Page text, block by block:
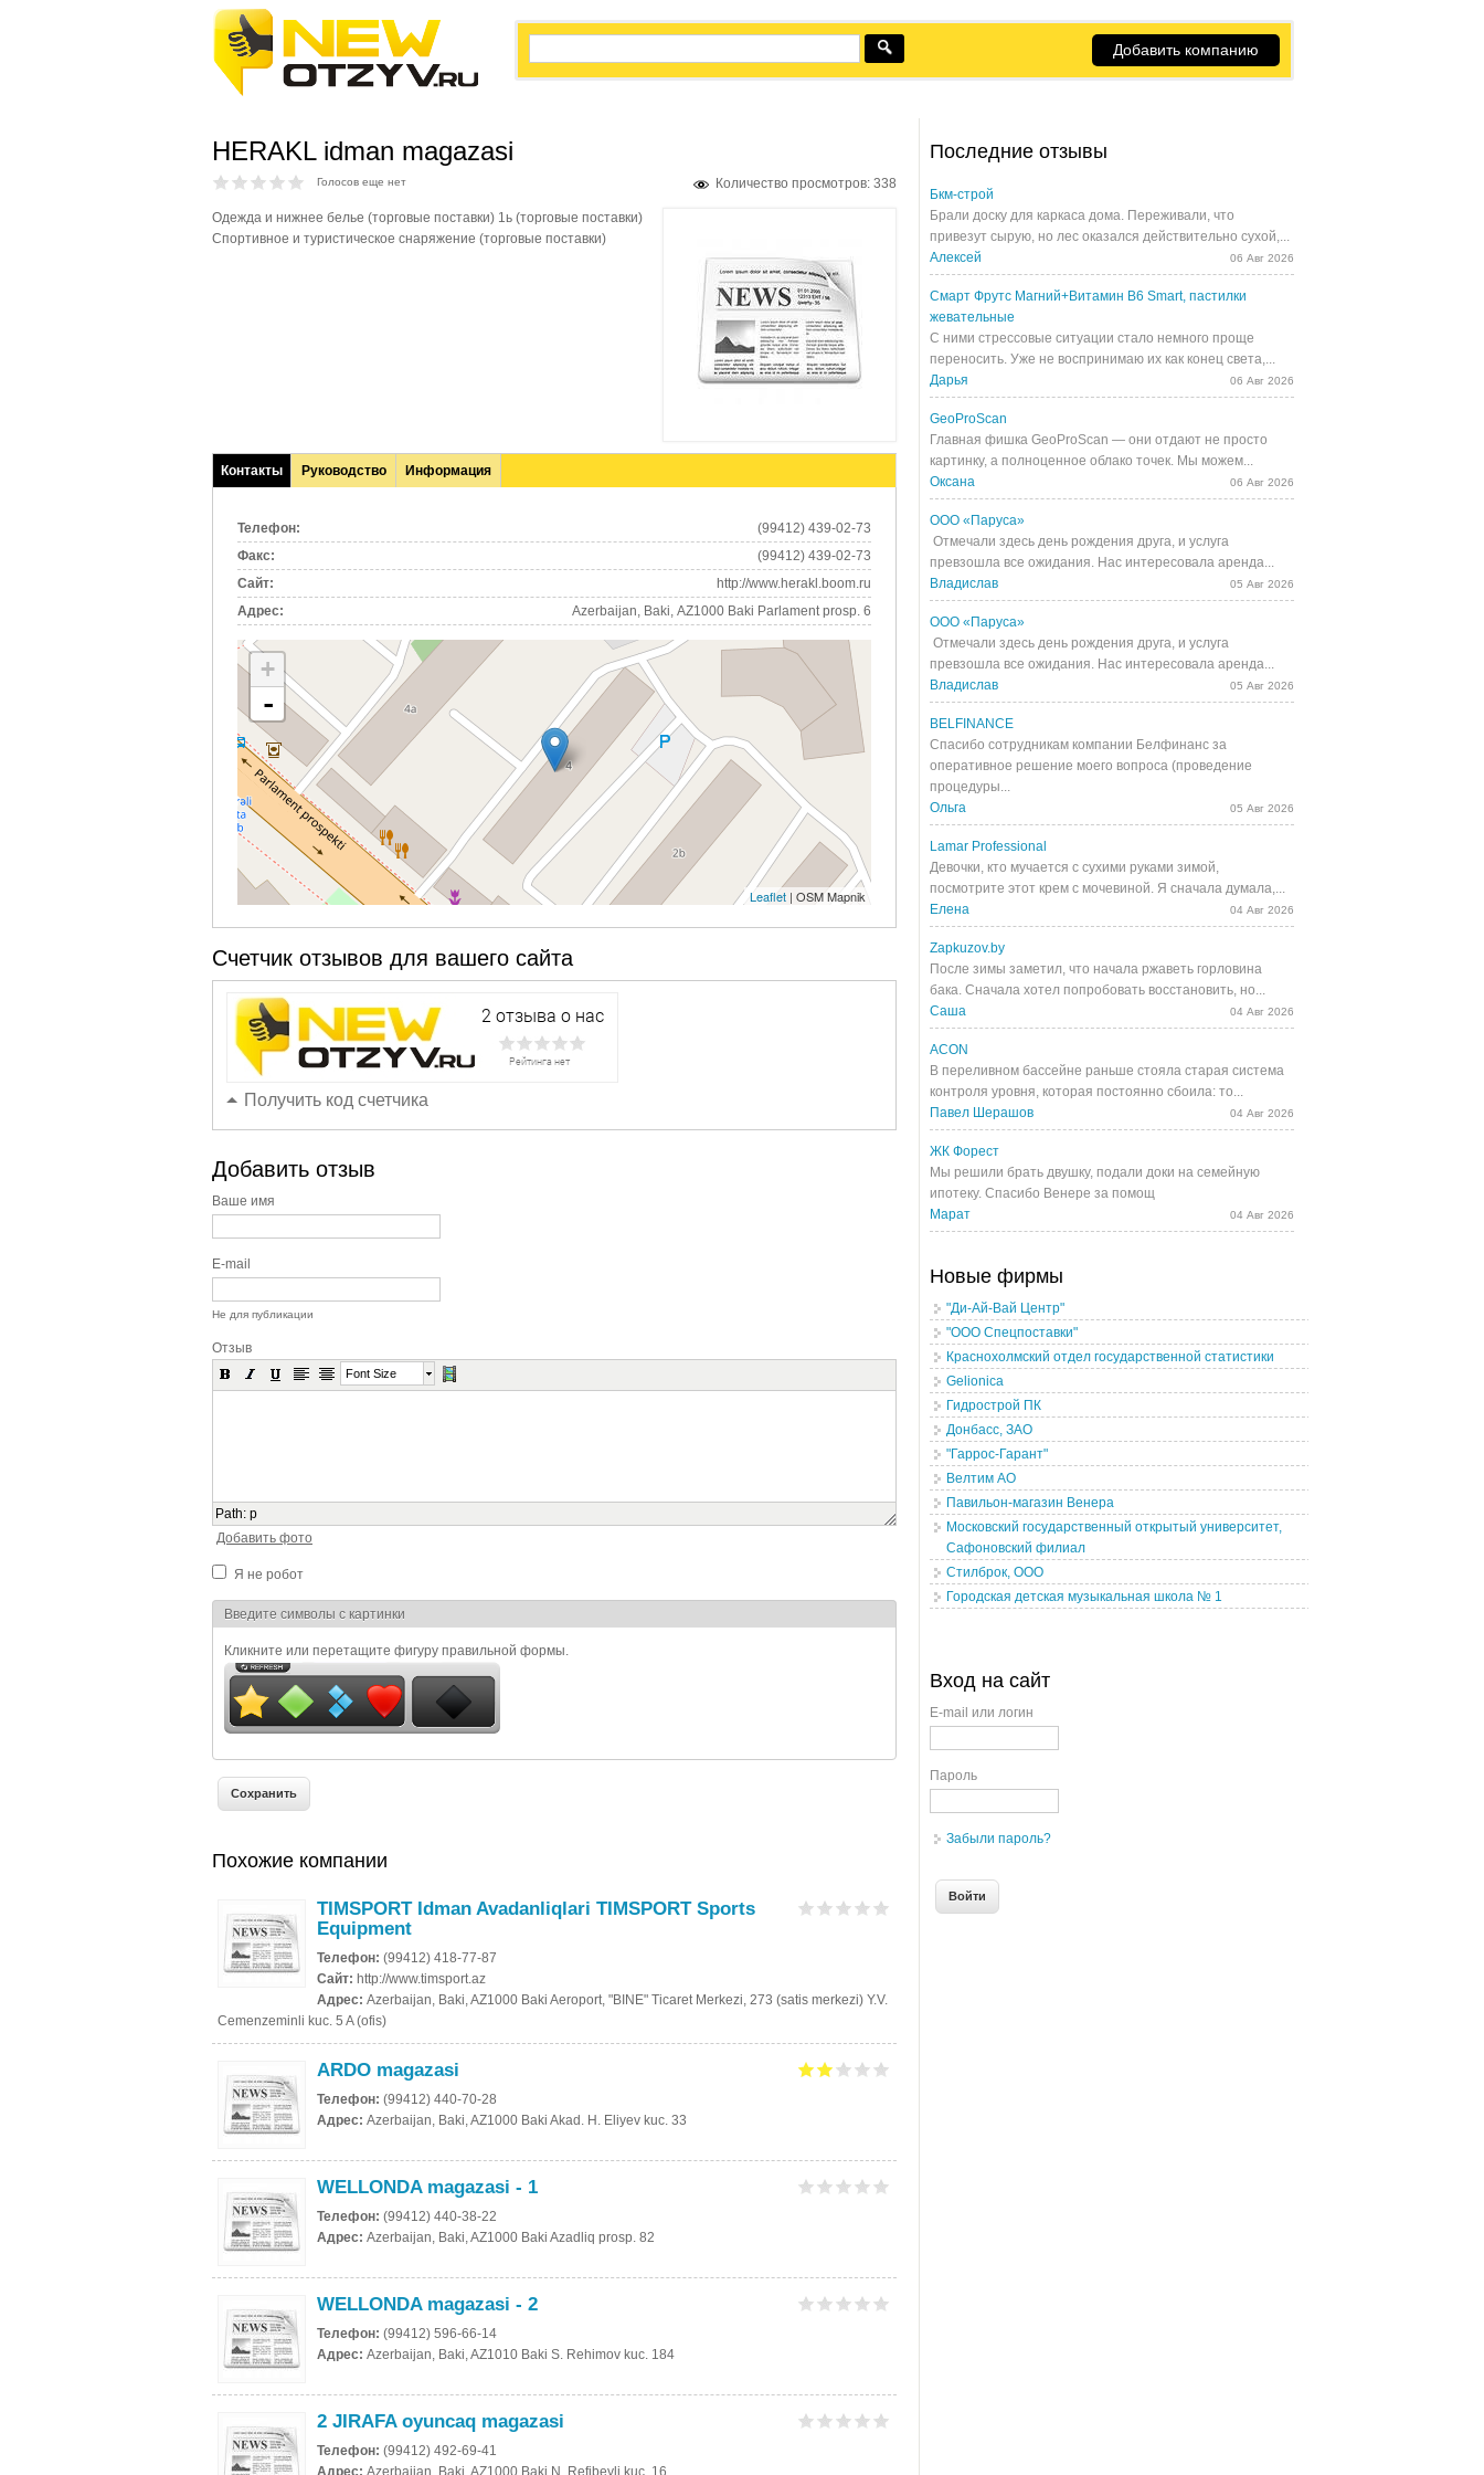
Добавить компанию
HERAKL idman magazasi
Количество просмотров: 338
Голосов еще нет
Одежда и нижнее белье (торговые поставки) 1ь (торговые поставки)
Спортивное и туристическое снаряжение (торговые поставки)
Контакты
(активная
Руководство Информация
Телефон:
(99412) 439-02-73
Факс:
(99412) 439-02-73
Сайт:
http://www.herakl.boom.ru
Адрес:
Azerbaijan, Baki, AZ1000 Baki Parlament prosp. 6
+
-
Leaflet | OSM Mapnik
Счетчик отзывов для вашего сайта
Получить код счетчика
Добавить отзыв
Ваше имя
E-mail
Не для публикации
Отзыв
Font Size
Path: p
Добавить фото
Я не робот
Я спамер
Введите символы с картинки
Кликните или перетащите фигуру правильной формы.
Похожие компании
TIMSPORT Idman Avadanliqlari TIMSPORT Sports
Equipment
Телефон: (99412) 418-77-87
Сайт: http://www.timsport.az
Адрес: Azerbaijan, Baki, AZ1000 Baki Aeroport, "BINE" Ticaret Merkezi, 273 (satis merkezi) Y.V.
Cemenzeminli kuc. 5 A (ofis)
ARDO magazasi
Телефон: (99412) 440-70-28
Адрес: Azerbaijan, Baki, AZ1000 Baki Akad. H. Eliyev kuc. 33
WELLONDA magazasi - 1
Телефон: (99412) 440-38-22
Адрес: Azerbaijan, Baki, AZ1000 Baki Azadliq prosp. 82
WELLONDA magazasi - 2
Телефон: (99412) 596-66-14
Адрес: Azerbaijan, Baki, AZ1010 Baki S. Rehimov kuc. 184
2 JIRAFA oyuncaq magazasi
Телефон: (99412) 492-69-41
Адрес: Azerbaijan, Baki, AZ1000 Baki N. Refibeyli kuc. 16
Последние отзывы
Бкм-строй
Брали доску для каркаса дома. Переживали, что
привезут сырую, но лес оказался действительно сухой,...
Алексей
06 Авг 2026
Смарт Фрутс Магний+Витамин В6 Smart, пастилки
жевательные
С ними стрессовые ситуации стало немного проще
переносить. Уже не воспринимаю их как конец света,...
Дарья
06 Авг 2026
GeoProScan
Главная фишка GeoProScan — они отдают не просто
картинку, а полноценное облако точек. Мы можем...
Оксана
06 Авг 2026
ООО «Паруса»
Отмечали здесь день рождения друга, и услуга
превзошла все ожидания. Нас интересовала аренда...
Владислав
05 Авг 2026
ООО «Паруса»
Отмечали здесь день рождения друга, и услуга
превзошла все ожидания. Нас интересовала аренда...
Владислав
05 Авг 2026
BELFINANCE
Спасибо сотрудникам компании Белфинанс за
оперативное решение моего вопроса (проведение
процедуры...
Ольга
05 Авг 2026
Lamar Professional
Девочки, кто мучается с сухими руками зимой,
посмотрите этот крем с мочевиной. Я сначала думала,...
Елена
04 Авг 2026
Zapkuzov.by
После зимы заметил, что начала ржаветь горловина
бака. Сначала хотел попробовать восстановить, но...
Саша
04 Авг 2026
ACON
В переливном бассейне раньше стояла старая система
контроля уровня, которая постоянно сбоила: то...
Павел Шерашов
04 Авг 2026
ЖК Форест
Мы решили брать двушку, подали доки на семейную
ипотеку. Спасибо Венере за помощ
Марат
04 Авг 2026
Новые фирмы
"Ди-Ай-Вай Центр"
"ООО Спецпоставки"
Краснохолмский отдел государственной статистики
Gelionica
Гидрострой ПК
Донбасс, ЗАО
"Гаррос-Гарант"
Велтим АО
Павильон-магазин Венера
Московский государственный открытый университет,
Сафоновский филиал
Стилброк, ООО
Городская детская музыкальная школа № 1
Вход на сайт
E-mail или логин
Пароль
Забыли пароль?